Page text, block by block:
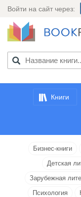
Войти на сайт через:
Книги
Бизнес-книги
Детская
Зарубежная
Психология